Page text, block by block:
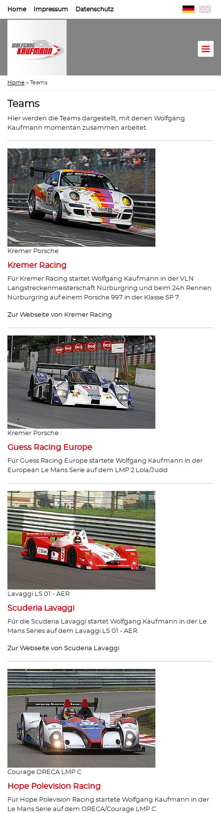
Home Impressum Datenschutz
Home » Teams
Teams
Hier werden die Teams dargestellt, mit denen Wolfgang
Kaufmann momentan zusammen arbeitet.
Kremer Porsche
Kremer Racing
Für Kremer Racing startet Wolfgang Kaufmann in der VLN
Langstreckenmeisterschaft Nürburgring und beim 24h Rennen
Nürburgring auf einem Porsche 997 in der Klasse SP 7.
Zur Webseite von Kremer Racing
Kremer Porsche
Guess Racing Europe
Für Guess Racing Europe startete Wolfgang Kaufmann in der
European Le Mans Serie auf dem LMP 2 Lola/Judd
Lavaggi LS 01 - AER
Scuderia Lavaggi
Für die Scuderia Lavaggi startet Wolfgang Kaufmann in der Le
Mans Series auf dem Lavaggi LS 01 - AER.
Zur Webseite von Scuderia Lavaggi
Courage ORECA LMP C
Hope Polevision Racing
Für Hope Polevision Racing startete Wolfgang Kaufmann in der
Le Mans Serie auf dem ORECA/Courage LMP C.